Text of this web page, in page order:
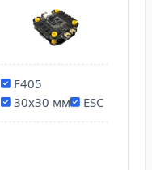
F405
30x30 мм
ESC